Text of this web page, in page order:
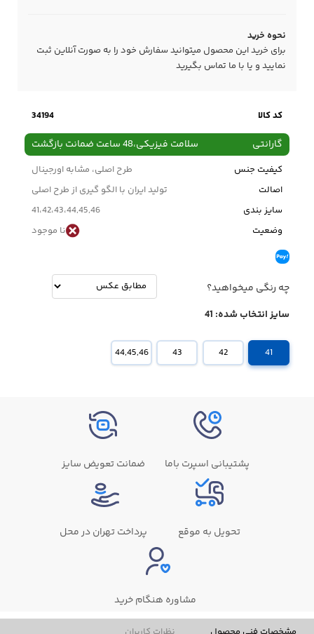
نحوه خرید
برای خرید این محصول میتوانید سفارش خود را به صورت آنلاین ثبت
نمایید و یا با ما تماس بگیرید
کد کالا 34194
گارانتی سلامت فیزیکی،48 ساعت ضمانت بازگشت
کیفیت جنس
طرح اصلی، مشابه اورجینال
اصالت
تولید ایران با الگو گیری از طرح اصلی
سایز بندی
41،42،43،44,45,46
وضعیت
نا موجود
چه رنگی میخواهید؟
سایز انتخاب شده: 41
41
42
43
44,45,46
پشتیبانی اسپرت باما ضمانت تعویض سایز
تحویل به موقع پرداخت تهران در محل
مشاوره هنگام خرید